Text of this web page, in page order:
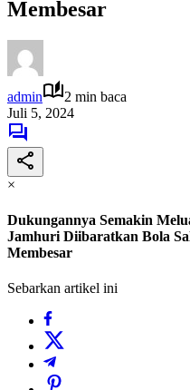
Membesar
admin
2 min baca
Juli 5, 2024
×
Dukungannya Semakin
Jamhuri Diibaratkan Bola
Membesar
Sebarkan artikel ini